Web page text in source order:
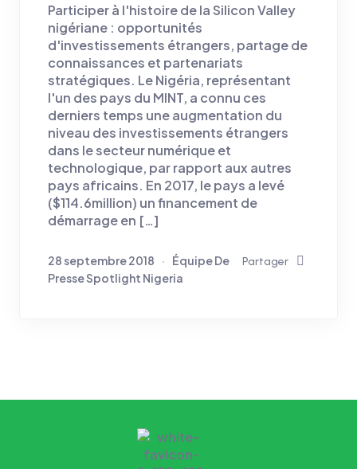
Participer à l'histoire de la Silicon Valley
nigériane : opportunités
d'investissements étrangers, partage de
connaissances et partenariats
stratégiques. Le Nigéria, représentant
l'un des pays du MINT, a connu ces
derniers temps une augmentation du
niveau des investissements étrangers
dans le secteur numérique et
technologique, par rapport aux autres
pays africains. En 2017, le pays a levé
($114.6million) un financement de
démarrage en […]
Partager
28 septembre 2018
Équipe De
Presse Spotlight Nigeria